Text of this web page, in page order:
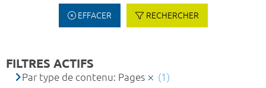
EFFACER RECHERCHER
FILTRES ACTIFS
Par type de contenu: Pages
(1)